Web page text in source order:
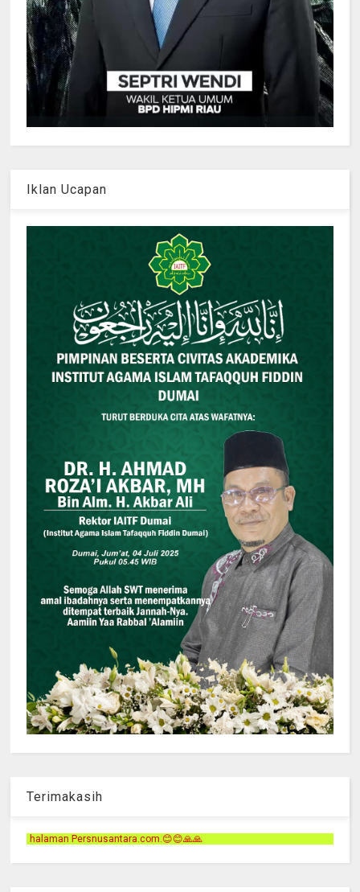
Iklan Ucapan
Terimakasih